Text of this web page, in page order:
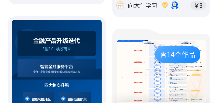
向大牛学习
￥3
含14个作品